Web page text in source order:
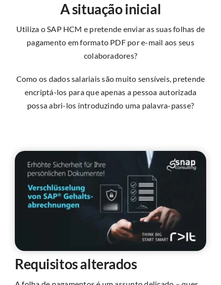
A situação inicial
Utiliza o SAP HCM e pretende enviar as suas folhas de
pagamento em formato PDF por e-mail aos seus
colaboradores?
Como os dados salariais são muito sensíveis, pretende
encriptá-los para que apenas a pessoa autorizada
possa abri-los introduzindo uma palavra-passe?
Requisitos alterados